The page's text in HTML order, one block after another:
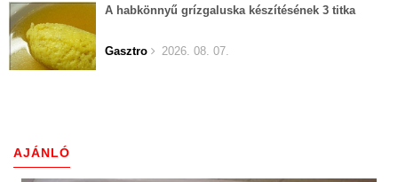
A habkönnyű grízgaluska készítésének 3 titka
Gasztro 2026. 08. 07.
AJÁNLÓ